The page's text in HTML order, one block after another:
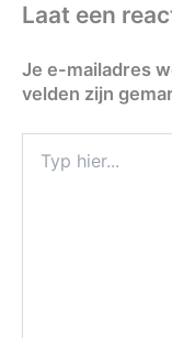
Laat een
Je e-mailadres
velden zijn
hier...